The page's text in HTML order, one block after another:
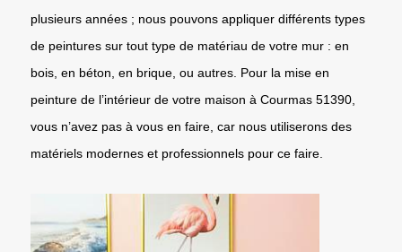
plusieurs années ; nous pouvons appliquer différents types
de peintures sur tout type de matériau de votre mur : en
bois, en béton, en brique, ou autres. Pour la mise en
peinture de l’intérieur de votre maison à Courmas 51390,
vous n’avez pas à vous en faire, car nous utiliserons des
matériels modernes et professionnels pour ce faire.